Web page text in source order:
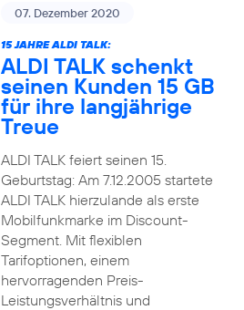
07. Dezember 2020
15 JAHRE ALDI TALK:
ALDI TALK schenkt
seinen Kunden 15 GB
für ihre langjährige
Treue
ALDI TALK feiert seinen 15.
Geburtstag: Am 7.12.2005 startete
ALDI TALK hierzulande als erste
Mobilfunkmarke im Discount-
Segment. Mit flexiblen
Tarifoptionen, einem
hervorragenden Preis-
Leistungsverhältnis und